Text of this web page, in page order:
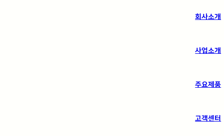
회사소개
사업소개
주요제품
고객센터